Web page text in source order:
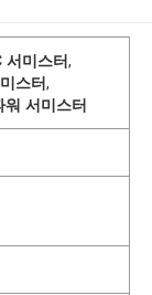
서미스터,
스터,
서미스터